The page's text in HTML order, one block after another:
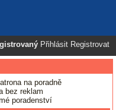
Přihlásit Registrovat
na poradně
bez reklam
poradenství